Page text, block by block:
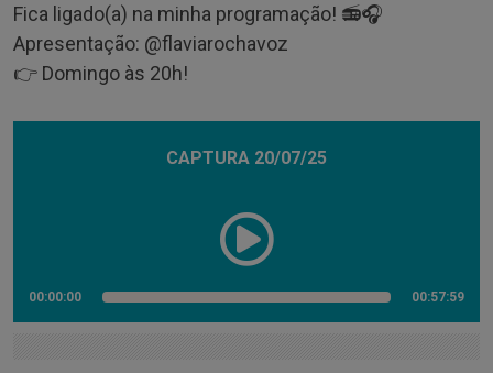
Fica ligado(a) na minha programação! 📻🎧
Apresentação: @‌flaviarochavoz
👉 Domingo às 20h!
CAPTURA 20/07/25
00:00:00 00:57:59